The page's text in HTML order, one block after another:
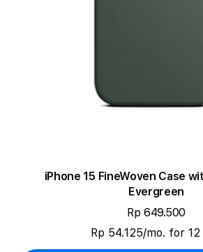
iPhone 15 FineWoven Case
Evergreen
Rp 649.500
Rp 54.125/mo. for 12